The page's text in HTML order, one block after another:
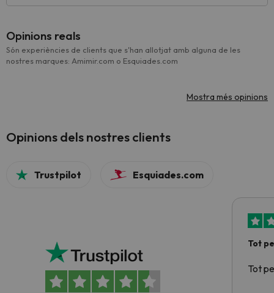
Opinions reals
Són experiències de clients que s'han allotjat amb alguna de les
nostres marques: Amimir.com o Esquiades.com
Mostra més opinions
Opinions dels nostres clients
Trustpilot Esquiades.com
Tot
Tot